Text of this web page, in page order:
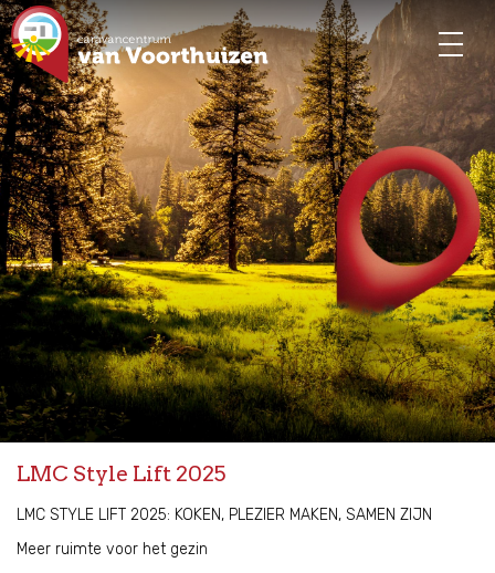
LMC Style Lift 2025
LMC STYLE LIFT 2025: KOKEN, PLEZIER MAKEN, SAMEN ZIJN
Meer ruimte voor het gezin